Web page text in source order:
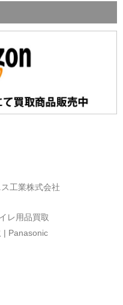
工業株式会社
レ用品買取
| Panasonic